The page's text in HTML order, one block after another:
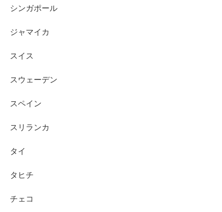
シンガポール
ジャマイカ
スイス
スウェーデン
スペイン
スリランカ
タイ
タヒチ
チェコ